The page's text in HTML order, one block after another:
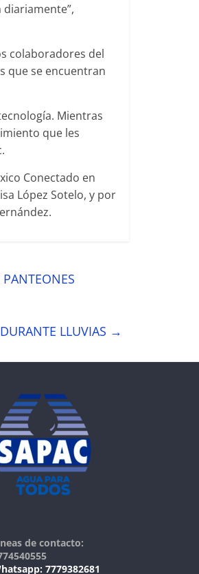
colaboradores del
que se encuentran
Mientras
que les
Conectado en
López Sotelo, y por
LLUVIAS →
de contacto:
7779382681